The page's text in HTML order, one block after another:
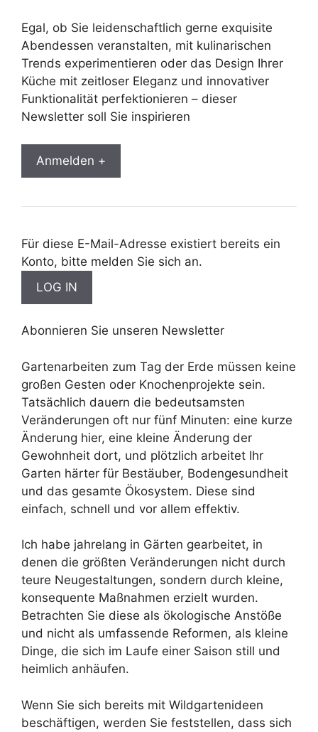
Egal, ob Sie leidenschaftlich gerne exquisite
Abendessen veranstalten, mit kulinarischen
Trends experimentieren oder das Design Ihrer
Küche mit zeitloser Eleganz und innovativer
Funktionalität perfektionieren – dieser
Newsletter soll Sie inspirieren
Anmelden +
Für diese E-Mail-Adresse existiert bereits ein
Konto, bitte melden Sie sich an.
Abonnieren Sie unseren Newsletter
Gartenarbeiten zum Tag der Erde müssen keine
großen Gesten oder Knochenprojekte sein.
Tatsächlich dauern die bedeutsamsten
Veränderungen oft nur fünf Minuten: eine kurze
Änderung hier, eine kleine Änderung der
Gewohnheit dort, und plötzlich arbeitet Ihr
Garten härter für Bestäuber, Bodengesundheit
und das gesamte Ökosystem. Diese sind
einfach, schnell und vor allem effektiv.
Ich habe jahrelang in Gärten gearbeitet, in
denen die größten Veränderungen nicht durch
teure Neugestaltungen, sondern durch kleine,
konsequente Maßnahmen erzielt wurden.
Betrachten Sie diese als ökologische Anstöße
und nicht als umfassende Reformen, als kleine
Dinge, die sich im Laufe einer Saison still und
heimlich anhäufen.
Wenn Sie sich bereits mit Wildgartenideen
beschäftigen, werden Sie feststellen, dass sich